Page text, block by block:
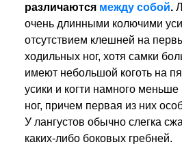
различаются между собой.
очень длинными колючими
отсутствием клешней на
ходильных ног, хотя самки
имеют небольшой коготь на
усики и когти намного
ног, причем первая из них
У лангустов обычно слегка
каких-либо боковых гребней.